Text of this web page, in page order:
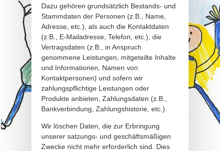
Dazu gehören grundsätzlich Bestands- und
Stammdaten der Personen (z.B., Name,
Adresse, etc.), als auch die Kontaktdaten
(z.B., E-Mailadresse, Telefon, etc.), die
Vertragsdaten (z.B., in Anspruch
genommene Leistungen, mitgeteilte Inhalte
und Informationen, Namen von
Kontaktpersonen) und sofern wir
zahlungspflichtige Leistungen oder
Produkte anbieten, Zahlungsdaten (z.B.,
Bankverbindung, Zahlungshistorie, etc.).
Wir löschen Daten, die zur Erbringung
unserer satzungs- und geschäftsmäßigen
Zwecke nicht mehr erforderlich sind. Dies